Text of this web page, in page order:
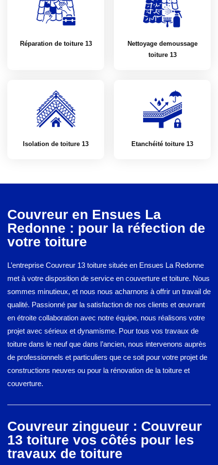
Réparation de toiture 13
Nettoyage demoussage
toiture 13
Isolation de toiture 13 Etanchéité toiture 13
Couvreur en Ensues La
Redonne : pour la réfection de
votre toiture
L’entreprise Couvreur 13 toiture située en Ensues La Redonne
met à votre disposition de service en couverture et toiture. Nous
sommes minutieux, et nous nous acharnons à offrir un travail de
qualité. Passionné par la satisfaction de nos clients et œuvrant
en étroite collaboration avec notre équipe, nous réalisons votre
projet avec sérieux et dynamisme. Pour tous vos travaux de
toiture dans le neuf que dans l’ancien, nous intervenons auprès
de professionnels et particuliers que ce soit pour votre projet de
constructions neuves ou pour la rénovation de la toiture et
couverture.
Couvreur zingueur : Couvreur
13 toiture vos côtés pour les
travaux de toiture